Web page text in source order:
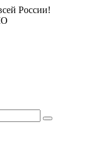
России!